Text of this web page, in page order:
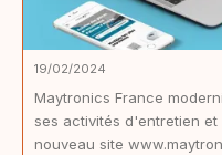
19/02/2024
Maytronics France
ses activités d'entretien
nouveau site